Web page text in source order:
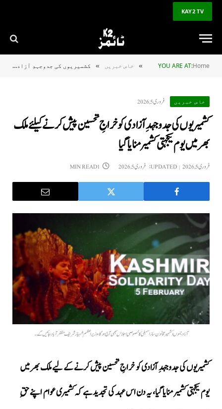
KAY2 TV
YOU ARE AT:Home
» خاص خبریں » کشمیریوں کی جدوجہدِ آزادی کو خراجِ تحسین پیش کرنے کیلئے ملک بھر میں یوم یکجہتی کشمیر منایا گیا
خاص خبریں فروری 5, 2026
کشمیریوں کی جدوجہدِ آزادی کو خراجِ تحسین پیش کرنے کیلئے ملک
بھر میں یوم یکجہتی کشمیر منایا گیا
فروری 5, 2026 UPDATED: فروری 5, 2026 1 MIN READ
آزاد جموں و کشمیر قانون ساز اسمبلی کا خصوصی اجلاس بھی آج ہوگا، وزیراعظم شہباز شریف مظفر آباد جائیں گے ۔
کشمیریوں کی جدوجہدِ آزادی کو خراجِ تحسین پیش کرنے کے لیے ملک بھر میں
یوم یکجہتی کشمیر منایا گیا،یہ دن اس عہد کی تجدید ہے کہ کشمیری عوام اپنے حقِ